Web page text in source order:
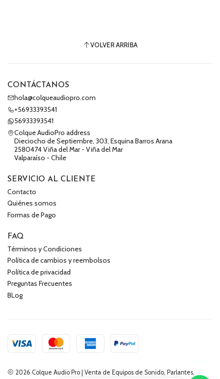
VOLVER ARRIBA
CONTÁCTANOS
hola@colqueaudiopro.com
+56933393541
56933393541
Colque AudioPro address
Dieciocho de Septiembre, 303, Esquina Barros Arana
2580474 Viña del Mar - Viña del Mar
Valparaíso - Chile
SERVICIO AL CLIENTE
Contacto
Quiénes somos
Formas de Pago
FAQ
Términos y Condiciones
Política de cambios y reembolsos
Política de privacidad
Preguntas Frecuentes
BLog
2026 Colque Audio Pro | Venta de Equipos de Sonido, Parlantes,